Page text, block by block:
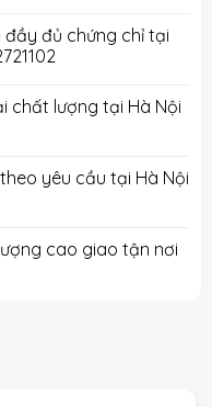
đầy đủ chứng chỉ tại
chất lượng tại Hà Nội
yêu cầu tại Hà Nội
cao giao tận nơi